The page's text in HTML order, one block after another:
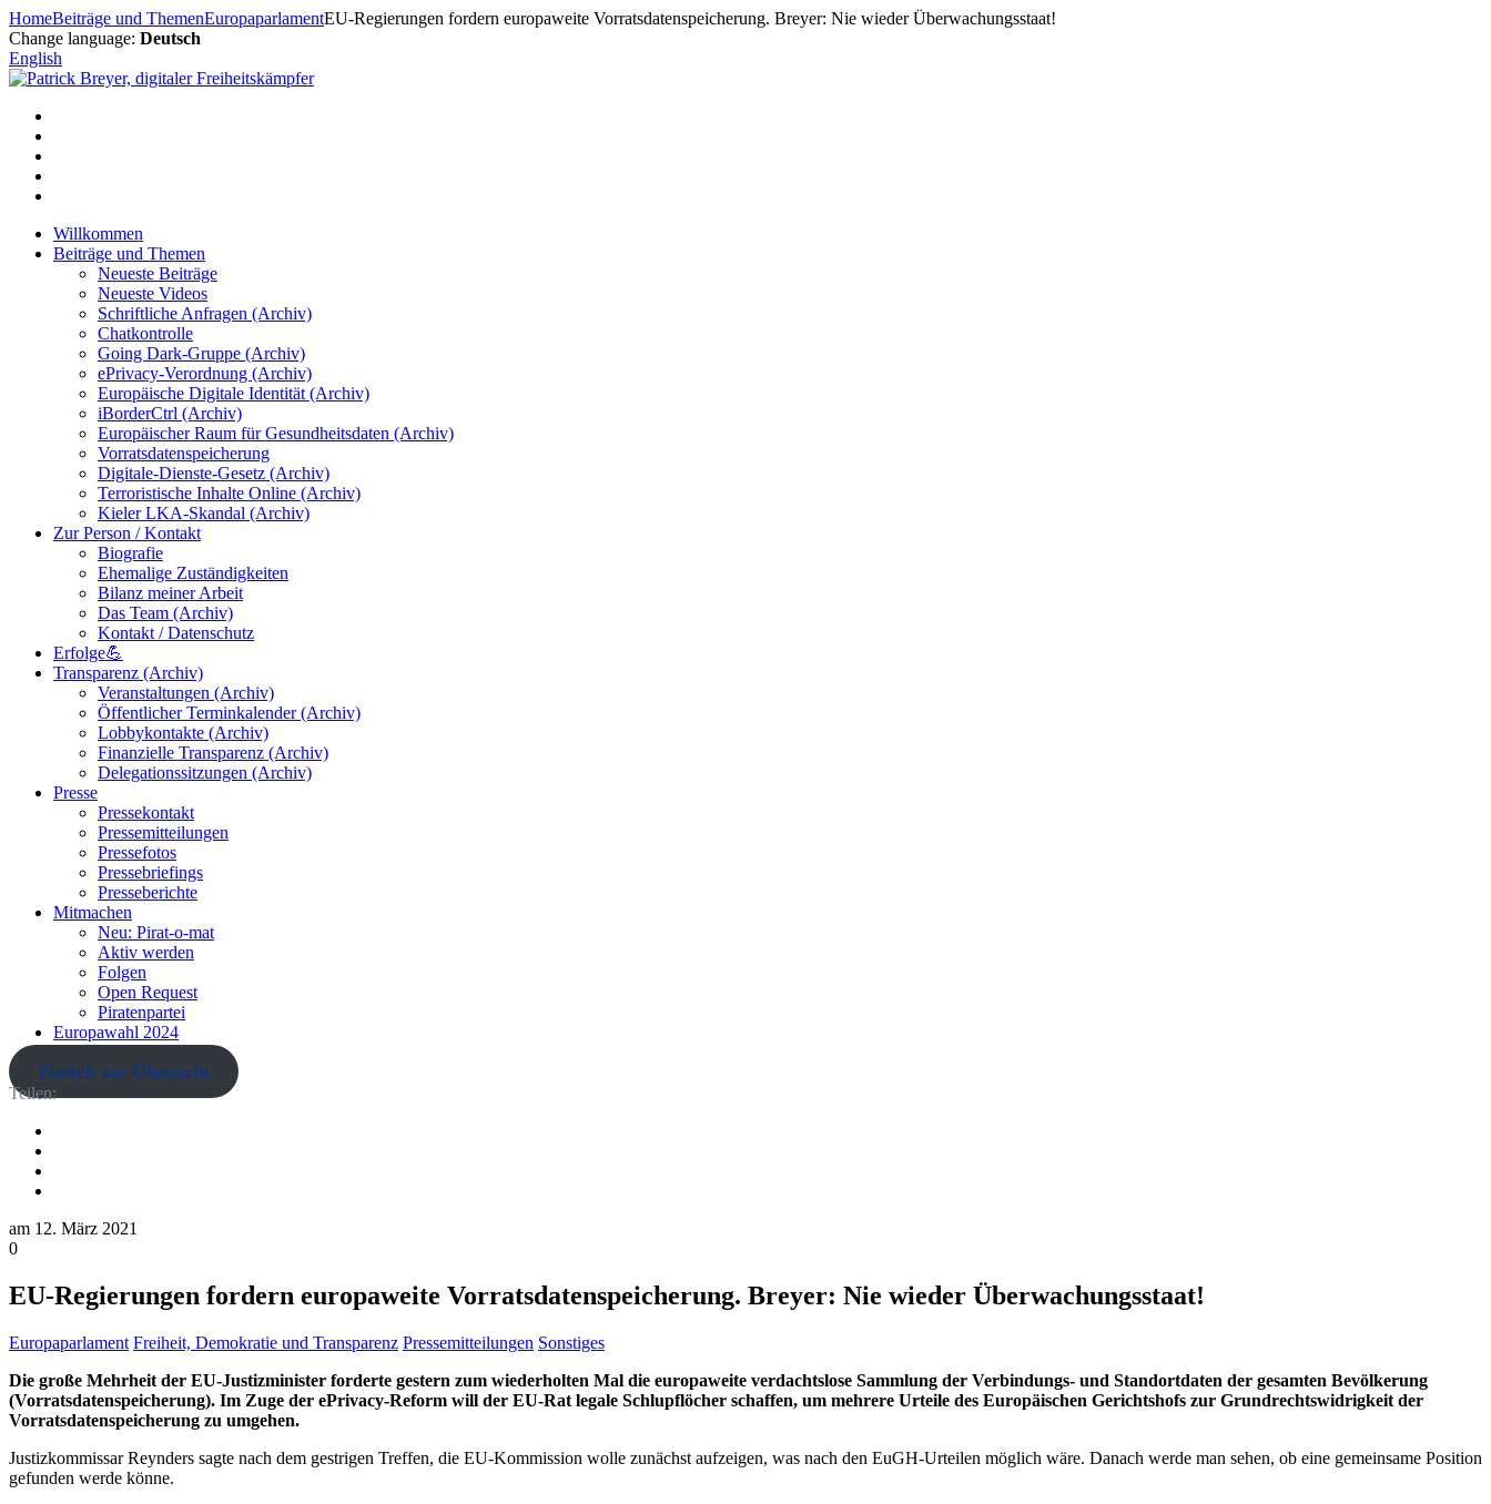
Zum
Inhalt
springen
HomeBeiträge und ThemenEuropaparlamentEU-Regierungen fordern europaweite Vorratsdatenspeicherung. Breyer: Nie wieder Überwachungsstaat!
Change language: Deutsch
English
Willkommen
Beiträge und Themen
Neueste Beiträge
Neueste Videos
Schriftliche Anfragen (Archiv)
Chatkontrolle
Going Dark-Gruppe (Archiv)
ePrivacy-Verordnung (Archiv)
Europäische Digitale Identität (Archiv)
iBorderCtrl (Archiv)
Europäischer Raum für Gesundheitsdaten (Archiv)
Vorratsdatenspeicherung
Digitale-Dienste-Gesetz (Archiv)
Terroristische Inhalte Online (Archiv)
Kieler LKA-Skandal (Archiv)
Zur Person / Kontakt
Biografie
Ehemalige Zuständigkeiten
Bilanz meiner Arbeit
Das Team (Archiv)
Kontakt / Datenschutz
Erfolge💪
Transparenz (Archiv)
Veranstaltungen (Archiv)
Öffentlicher Terminkalender (Archiv)
Lobbykontakte (Archiv)
Finanzielle Transparenz (Archiv)
Delegationssitzungen (Archiv)
Presse
Pressekontakt
Pressemitteilungen
Pressefotos
Pressebriefings
Presseberichte
Mitmachen
Neu: Pirat-o-mat
Aktiv werden
Folgen
Open Request
Piratenpartei
Europawahl 2024
Zurück zur Übersicht
Teilen:
am 12. März 2021
0
EU-Regierungen fordern europaweite Vorratsdatenspeicherung. Breyer: Nie wieder Überwachungsstaat!
Europaparlament Freiheit, Demokratie und Transparenz Pressemitteilungen Sonstiges
Die große Mehrheit der EU-Justizminister forderte gestern zum wiederholten Mal die europaweite verdachtslose Sammlung der Verbindungs- und Standortdaten der gesamten Bevölkerung
(Vorratsdatenspeicherung). Im Zuge der ePrivacy-Reform will der EU-Rat legale Schlupflöcher schaffen, um mehrere Urteile des Europäischen Gerichtshofs zur Grundrechtswidrigkeit der
Vorratsdatenspeicherung zu umgehen.
Justizkommissar Reynders sagte nach dem gestrigen Treffen, die EU-Kommission wolle zunächst aufzeigen, was nach den EuGH-Urteilen möglich wäre. Danach werde man sehen, ob eine gemeinsame Position
gefunden werde könne.